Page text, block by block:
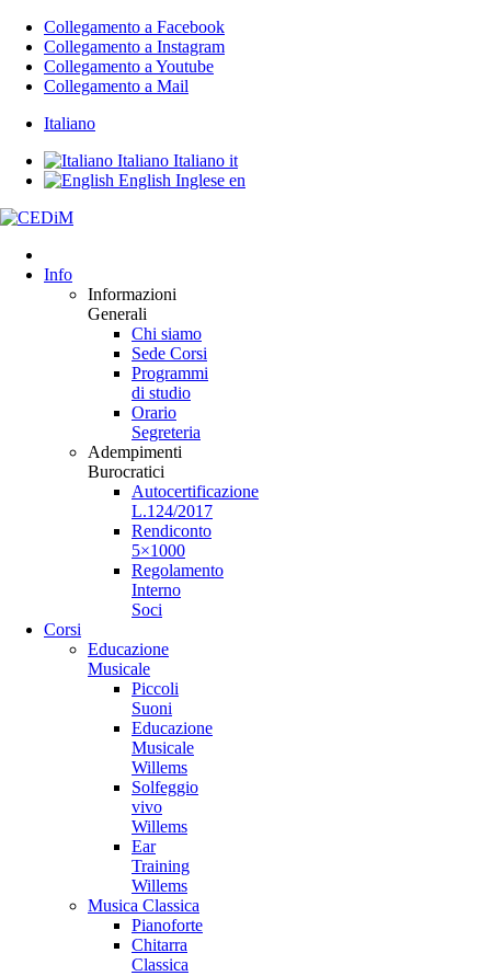
Collegamento a Facebook
Collegamento a Instagram
Collegamento a Youtube
Collegamento a Mail
Italiano
Italiano Italiano it
English Inglese en
Info
Informazioni
Generali
Chi siamo
Sede Corsi
Programmi
di studio
Orario
Segreteria
Adempimenti
Burocratici
Autocertificazione
L.124/2017
Rendiconto
5×1000
Regolamento
Interno
Soci
Corsi
Educazione
Musicale
Piccoli
Suoni
Educazione
Musicale
Willems
Solfeggio
vivo
Willems
Ear
Training
Willems
Musica Classica
Pianoforte
Chitarra
Classica